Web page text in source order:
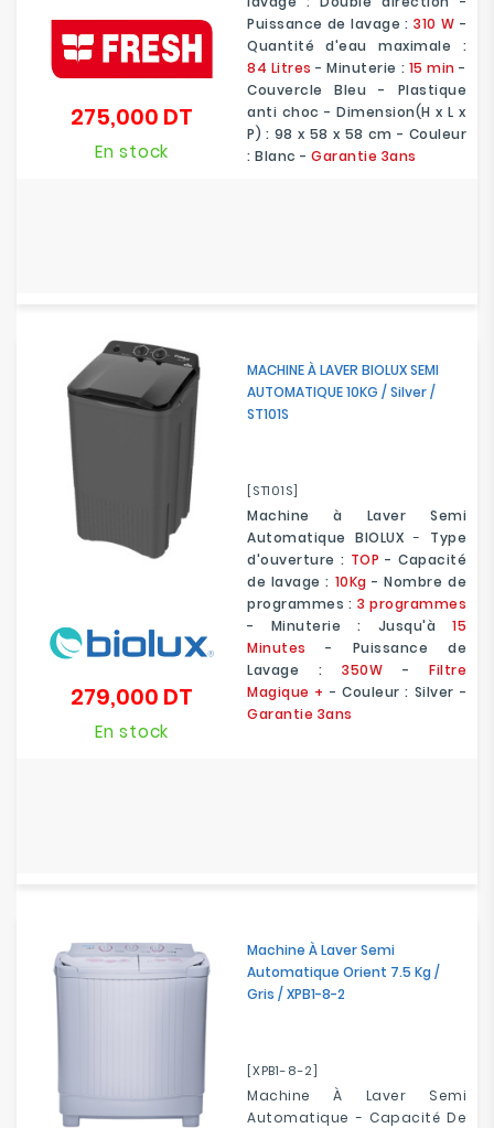
Puissance de lavage : 310 W -
Quantité d'eau maximale :
84 Litres - Minuterie : 15 min -
Couvercle Bleu - Plastique
anti choc - Dimension(H x L x
P) : 98 x 58 x 58 cm - Couleur
: Blanc - Garantie 3ans
275,000 DT
En stock
MACHINE À LAVER BIOLUX SEMI
AUTOMATIQUE 10KG / Silver /
ST101S
[ST101S]
Machine à Laver Semi
Automatique BIOLUX - Type
d'ouverture : TOP - Capacité
de lavage : 10Kg - Nombre de
programmes : 3 programmes
- Minuterie : Jusqu'à 15
Minutes - Puissance de
Lavage : 350W - Filtre
Magique + - Couleur : Silver -
Garantie 3ans
279,000 DT
En stock
Machine À Laver Semi
Automatique Orient 7.5 Kg /
Gris / XPB1-8-2
[XPB1-8-2]
Machine À Laver Semi
Automatique - Capacité De